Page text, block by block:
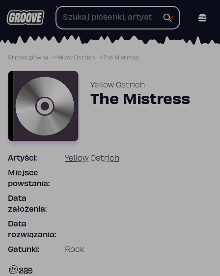
do
Strona główna Yellow Ostrich The Mistress
Yellow Ostrich
The Mistress
Artyści: Yellow Ostrich
Miejsce
powstania:
Data
założenia:
Data
rozwiązania:
Gatunki: Rock
329